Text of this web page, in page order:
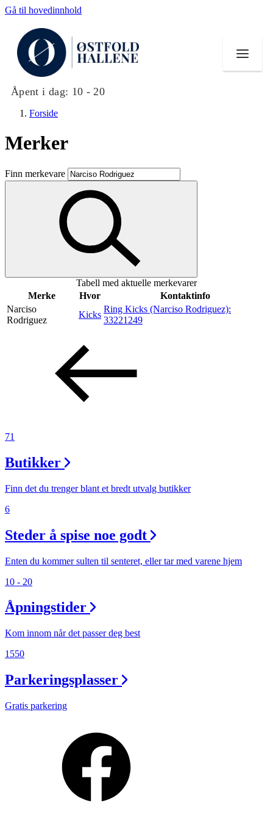
Gå til hovedinnhold
Åpent i dag: 10 - 20
Butikker
Mat og drikke
Aktiviteter
Inspirasjon
Åpningstider
Magasin
Gavekort
Forside
Merker
Finn merkevare
Tabell med aktuelle merkevarer
Merke
Hvor
Kontaktinfo
Narciso
Rodriguez
Kicks
Ring Kicks (Narciso Rodriguez):
33221249
71
Butikker
Finn det du trenger blant et bredt utvalg butikker
6
Steder å spise noe godt
Enten du kommer sulten til senteret, eller tar med varene hjem
10 - 20
Åpningstider
Kom innom når det passer deg best
1550
Parkeringsplasser
Gratis parkering